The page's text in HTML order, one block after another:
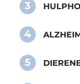
3
4
5